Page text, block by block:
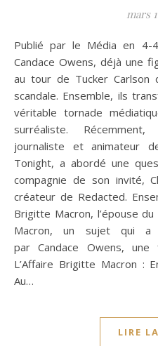
mars
Publié par le Média en 4-4-2 le 17 mars 2025 Après
Candace Owens, déjà une
au tour de Tucker
scandale. Ensemble, ils
véritable tornade
surréaliste.
journaliste et animateur
Tonight, a abordé une
compagnie de son invité,
créateur de Redacted.
Brigitte Macron, l’épouse
Macron, un sujet qui a
par Candace Owens, une
L’Affaire Brigitte Macron :
Au…
LIRE